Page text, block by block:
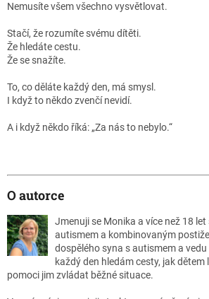
Nemusíte všem všechno vysvětlovat.
Stačí, že rozumíte svému dítěti.
Že hledáte cestu.
Že se snažíte.
To, co děláte každý den, má smysl.
I když to někdo zvenčí nevidí.
A i když někdo říká: „Za nás to nebylo.“
O autorce
Jmenuji se Monika a více než 18 let
autismem a kombinovaným
dospělého syna s autismem a
každý den hledám cesty, jak dětem
pomoci jim zvládat běžné situace.